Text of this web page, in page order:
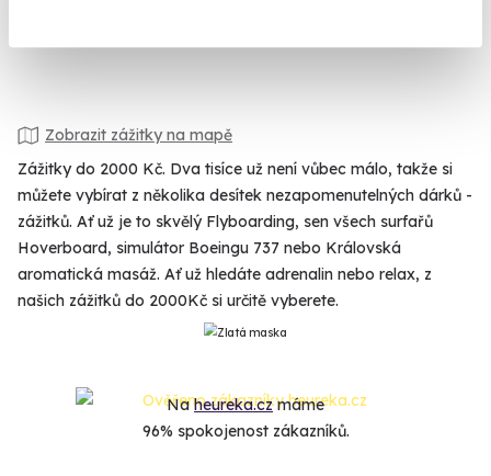
Zobrazit zážitky na mapě
Zážitky do 2000 Kč. Dva tisíce už není vůbec málo, takže si
můžete vybírat z několika desítek nezapomenutelných dárků -
zážitků. Ať už je to skvělý Flyboarding, sen všech surfařů
Hoverboard, simulátor Boeingu 737 nebo Královská
aromatická masáž. Ať už hledáte adrenalin nebo relax, z
našich zážitků do 2000Kč si určitě vyberete.
Naheureka.czmáme
96% spokojenost zákazníků.